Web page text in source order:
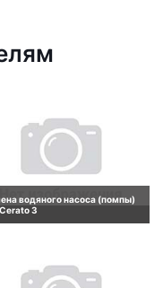
водяного насоса (помпы)
3